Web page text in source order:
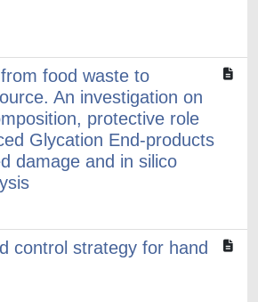
food waste to
An investigation on
protective role
Glycation End-products
damage and in silico
control strategy for hand